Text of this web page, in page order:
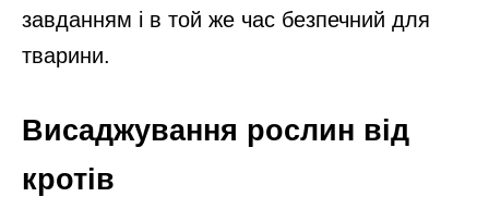
завданням і в той же час безпечний для
тварини.
Висаджування рослин від
кротів